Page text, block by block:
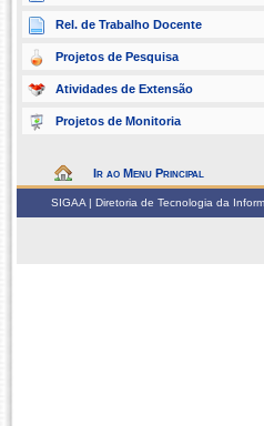
Rel. de Trabalho Docente
Projetos de Pesquisa
Atividades de Extensão
Projetos de Monitoria
Ir ao Menu Principal
SIGAA | Diretoria de Tecnologia da